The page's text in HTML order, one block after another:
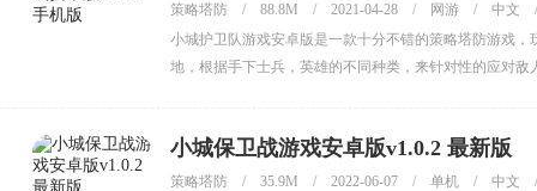
策略塔防 / 88.8M / 2021-04-28 / 网游 / 中文
/
小城护卫队游戏安卓版是一款十分不错的策略塔防游戏
地，根据手下士兵，英雄的不同种类，来针对性的应对
小城保卫战游戏安卓版v1.0.2 最新版
策略塔防 / 35.9M / 2022-06-07 / 单机 / 中文
/